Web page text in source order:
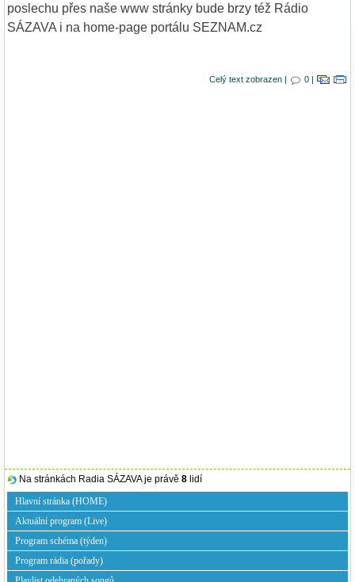
poslechu přes naše www stránky bude brzy též Rádio
SÁZAVA i na home-page portálu SEZNAM.cz
Celý text zobrazen | 0 |
Na stránkách Radia SÁZAVA je právě 8 lidí
Hlavní stránka (HOME)
Aktuální program (Live)
Program schéma (týden)
Program rádia (pořady)